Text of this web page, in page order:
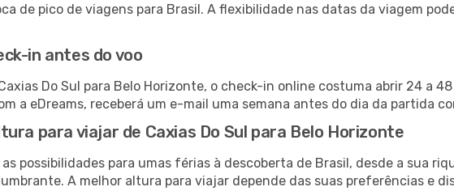
de pico de viagens para Brasil. A flexibilidade nas datas da viagem
in antes do voo
Do Sul para Belo Horizonte, o check-in online costuma abrir 24 a
a eDreams, receberá um e-mail uma semana antes do dia da partida
para viajar de Caxias Do Sul para Belo Horizonte
possibilidades para umas férias à descoberta de Brasil, desde a sua
A melhor altura para viajar depende das suas preferências e